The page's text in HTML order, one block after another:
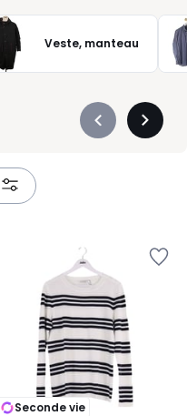
Veste, manteau
Précédent
Seconde vie